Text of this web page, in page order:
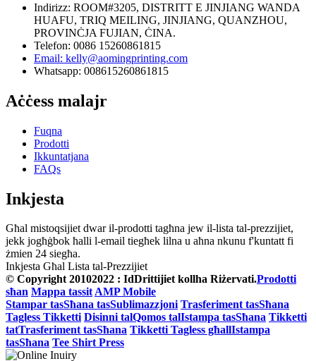
Indirizz: ROOM#3205, DISTRITT E JINJIANG WANDA
HUAFU, TRIQ MEILING, JINJIANG, QUANZHOU,
PROVINĊJA FUJIAN, ĊINA.
Telefon: 0086 15260861815
Email: kelly@aomingprinting.com
Whatsapp: 008615260861815
Aċċess malajr
Fuqna
Prodotti
Ikkuntatjana
FAQs
Inkjesta
Għal mistoqsijiet dwar il-prodotti tagħna jew il-lista tal-prezzijiet,
jekk jogħġbok ħalli l-email tiegħek lilna u aħna nkunu f'kuntatt fi
żmien 24 siegħa.
Inkjesta Għal Lista tal-Prezzijiet
© Copyright 20102022 : IdDrittijiet kollha Riżervati.Prodotti
sħan Mappa tassitAMP Mobile
Stampar tasSħana tasSublimazzjoni Trasferiment tasSħana
Tagless Tikketti Disinni talQomos talIstampa tasSħana Tikketti
tatTrasferiment tasSħana Tikketti Tagless għallIstampa
tasSħana Tee Shirt Press